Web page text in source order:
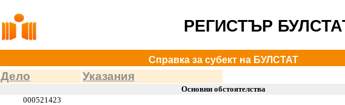
РЕГИСТЪР
Справка за субект на БУЛСТАТ
Дело Указания
Основни обстоятелства
000521423